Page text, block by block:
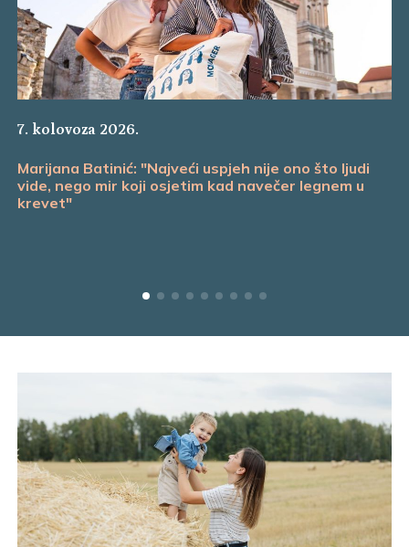
7. kolovoza 2026.
Marijana Batinić: "Najveći uspjeh nije ono što ljudi
vide, nego mir koji osjetim kad navečer legnem u
krevet"